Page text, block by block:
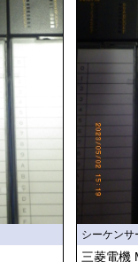
シーケンサ
三菱電機